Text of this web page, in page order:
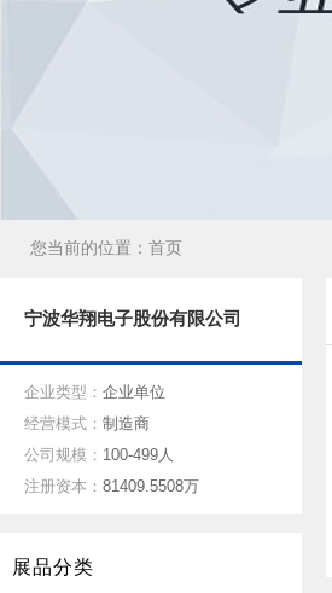
您当前的位置： 首页
宁波华翔电子股份有限公司
企业类型： 企业单位
经营模式： 制造商
公司规模： 100-499人
注册资本： 81409.5508万
展品分类